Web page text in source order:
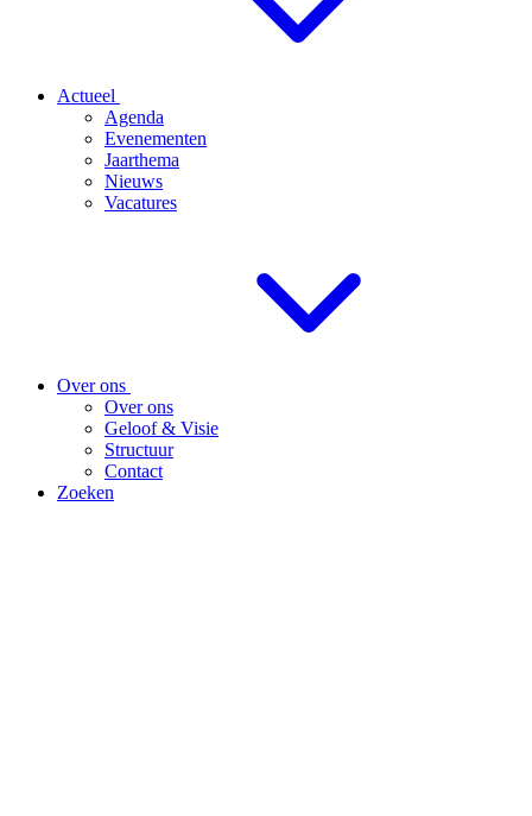
Actueel
Agenda
Evenementen
Jaarthema
Nieuws
Vacatures
Over ons
Over ons
Geloof & Visie
Structuur
Contact
Zoeken